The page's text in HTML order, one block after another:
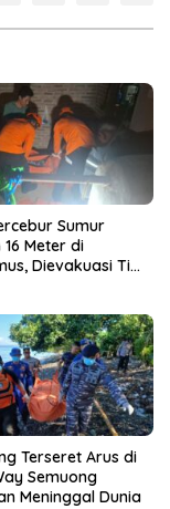
Sumur
Meter di
Dievakuasi Tim
Terseret Arus di
Semuong
Meninggal Dunia